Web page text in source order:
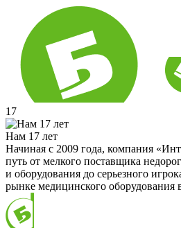
17
Нам 17 лет
Начиная с 2009 года, компания
путь от мелкого поставщика
и оборудования до серьезного
рынке медицинского оборудования